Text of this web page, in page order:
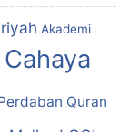
Akademi
Cahaya
Quran